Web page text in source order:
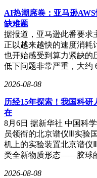
AI热潮席卷：亚马逊
缺难题
据报道，亚马逊此番要求
正以越来越快的速度消耗
也开始感受到算力紧缺的
低下问题非常严重，大约
2026-08-08
历经15年探索！我国科
在
8月6日 据新华社 中国科
员领衔的北京谱仪Ⅲ实验
机上的实验装置北京谱仪
类全新物质形态——胶球
2026-08-08